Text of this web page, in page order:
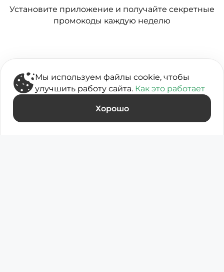
Установите приложение и получайте секретные
промокоды каждую неделю
Скачать приложение
Позже
Мы используем файлы cookie, чтобы
улучшить работу сайта. Как это работает
Хорошо